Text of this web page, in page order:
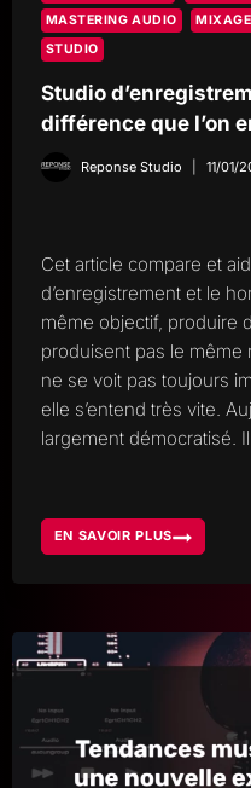
MASTERING AUDIO
STUDIO
Studio
différence que l’on
Reponse Studio 11/01/
Cet article compare et
d’enregistrement et le
même objectif, produire
produisent pas le même
ne se voit pas toujours
elle s’entend très vite.
largement démocratisé.
EN SAVOIR PLUS
STUDIO
D’ENREGISTREMENT
QUE
L’ON
ENTEND
VRAIMENT